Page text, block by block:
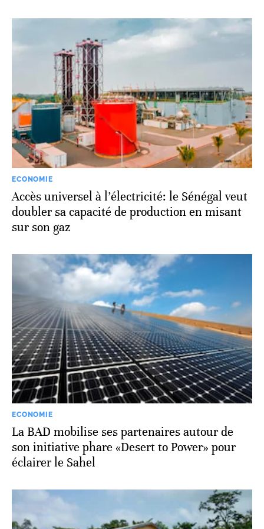
ECONOMIE
Accès universel à l’électricité: le Sénégal veut
doubler sa capacité de production en misant
sur son gaz
ECONOMIE
La BAD mobilise ses partenaires autour de
son initiative phare «Desert to Power» pour
éclairer le Sahel